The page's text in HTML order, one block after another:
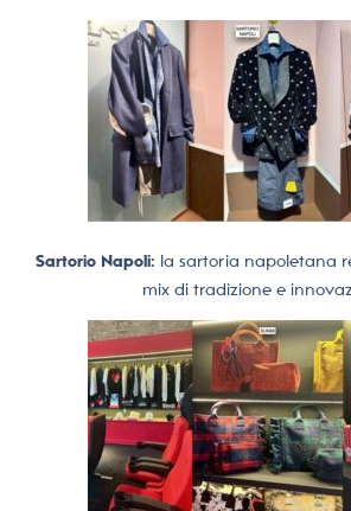
Sartorio Napoli: la sartoria napoletana
mix di tradizione e